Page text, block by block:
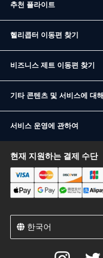
추천 플라이트
헬리콥터 이동편 찾기
비즈니스 제트 이동편 찾기
기타 콘텐츠 및 서비스에 대해
서비스 운영에 관하여
현재 지원하는 결제 수단
한국어